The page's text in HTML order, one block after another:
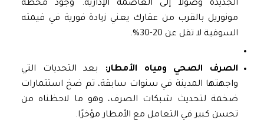
الجديدة وصولاً إلى العاصمة الإدارية. وجود محطة
مونوريل بالقرب من عقارك يعني زيادة فورية في قيمته
السوقية لا تقل عن 20-30%.
الصرف الصحي ومياه الأمطار:بعد التحديات التي
واجهتها المدينة في سنوات سابقة، تم ضخ استثمارات
ضخمة لتحديث شبكات الصرف، وهو ما لاحظناه من
تحسن كبير في التعامل مع الأمطار مؤخرًا.